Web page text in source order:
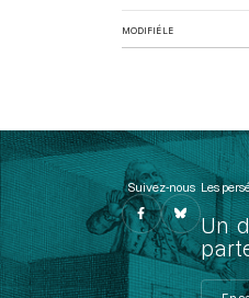
MODIFIÉ LE
Suivez-nous Les
Un